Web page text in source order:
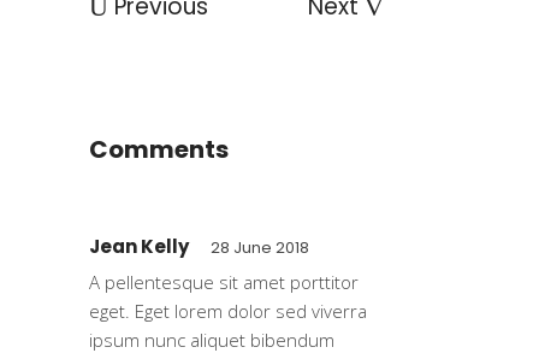
Previous Next
Comments
Jean Kelly 28 June 2018
A pellentesque sit amet porttitor
eget. Eget lorem dolor sed viverra
ipsum nunc aliquet bibendum